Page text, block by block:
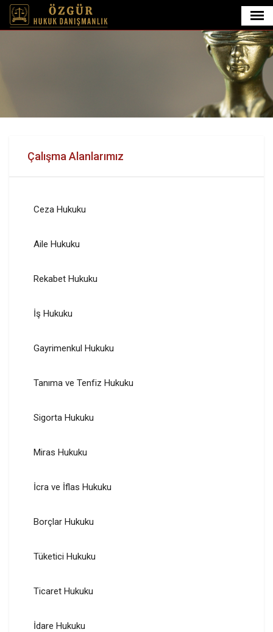
Çalışma Alanlarımız
Ceza Hukuku
Aile Hukuku
Rekabet Hukuku
İş Hukuku
Gayrimenkul Hukuku
Tanıma ve Tenfiz Hukuku
Sigorta Hukuku
Miras Hukuku
İcra ve İflas Hukuku
Borçlar Hukuku
Tüketici Hukuku
Ticaret Hukuku
İdare Hukuku